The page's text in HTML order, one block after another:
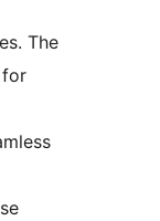
The
for